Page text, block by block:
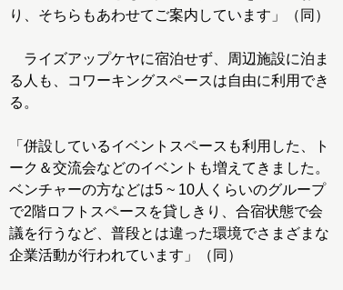
り、そちらもあわせてご案内しています」（同）
ライズアップケヤに宿泊せず、周辺施設に泊ま
る人も、コワーキングスペースは自由に利用でき
る。
「併設しているイベントスペースも利用した、ト
ーク＆交流会などのイベントも増えてきました。
ベンチャーの方などは5 ~ 10人くらいのグループ
で2階ロフトスペースを貸しきり、合宿状態で会
議を行うなど、普段とは違った環境でさまざまな
企業活動が行われています」（同）